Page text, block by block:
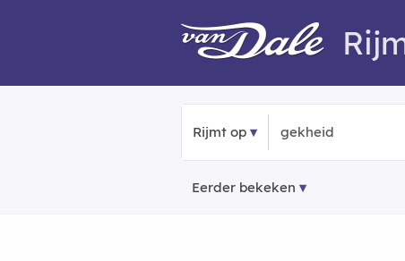
Rijmt op
Eerder bekeken